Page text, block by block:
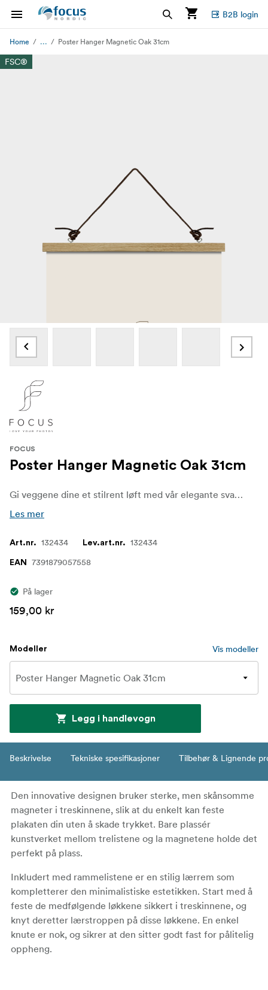
B2B login
Home ... Poster Hanger Magnetic Oak 31cm
FSC®
FOCUS
Poster Hanger Magnetic Oak 31cm
Gi veggene dine et stilrent løft med vår elegante svarte rammelister! Perfekt for å vise fram favorittplakatene, bildene og kunstverkene dine på en enkel og sofistikert måte. Denne slanke og allsidige rammelisten kombinerer praktisk funksjonalitet med moderne skandinavisk design – et must for deg som ønsker både stil og kvalitet hjemme.
Les mer
Art.nr. 132434 Lev.art.nr. 132434
EAN 7391879057558
På lager
159,00 kr
Modeller Vis modeller
Legg i handlevogn
Beskrivelse Tekniske spesifikasjoner Tilbehør & Lignende
Den innovative designen bruker sterke, men skånsomme
magneter i treskinnene, slik at du enkelt kan feste
plakaten din uten å skade trykket. Bare plassér
kunstverket mellom trelistene og la magnetene holde det
perfekt på plass.
Inkludert med rammelistene er en stilig lærrem som
kompletterer den minimalistiske estetikken. Start med å
feste de medfølgende løkkene sikkert i treskinnene, og
knyt deretter lærstroppen på disse løkkene. En enkel
knute er nok, og sikrer at den sitter godt fast for pålitelig
oppheng.